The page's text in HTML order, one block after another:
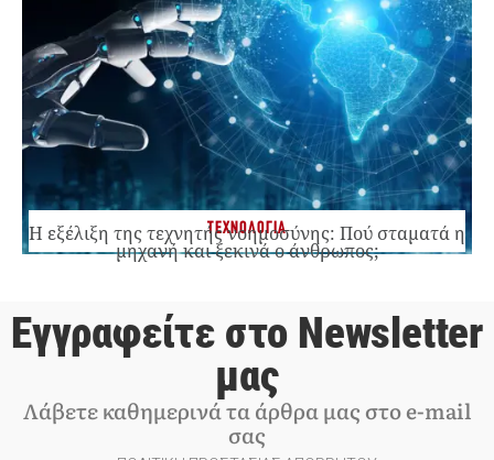
ΤΕΧΝΟΛΟΓΙΑ
Η εξέλιξη της τεχνητής νοημοσύνης: Πού σταματά η
μηχανή και ξεκινά ο άνθρωπος;
Εγγραφείτε στο Newsletter
μας
Λάβετε καθημερινά τα άρθρα μας στο e-mail
σας